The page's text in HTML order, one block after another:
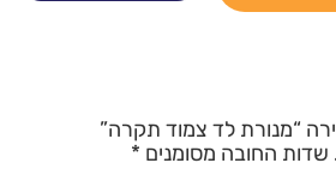
“מנורת לד צמוד תקרה”
שדות החובה מסומנים *